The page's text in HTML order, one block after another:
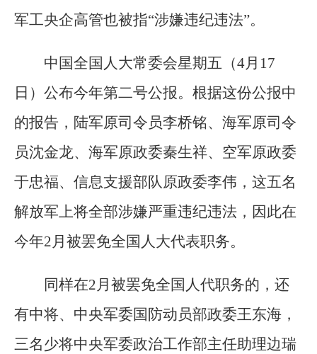
军工央企高管也被指“涉嫌违纪违法”。
中国全国人大常委会星期五（4月17
日）公布今年第二号公报。根据这份公报中
的报告，陆军原司令员李桥铭、海军原司令
员沈金龙、海军原政委秦生祥、空军原政委
于忠福、信息支援部队原政委李伟，这五名
解放军上将全部涉嫌严重违纪违法，因此在
今年2月被罢免全国人大代表职务。
同样在2月被罢免全国人代职务的，还
有中将、中央军委国防动员部政委王东海，
三名少将中央军委政治工作部主任助理边瑞